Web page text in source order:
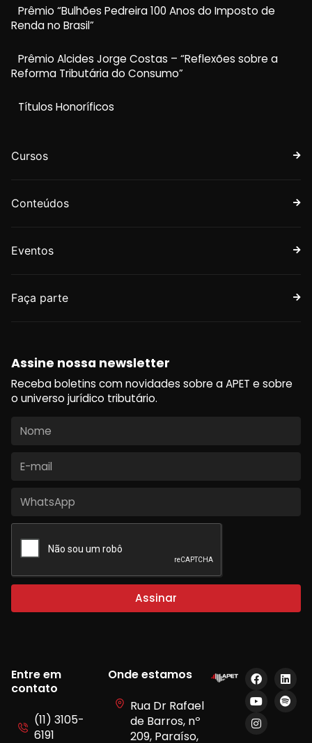
Prêmio “Bulhões Pedreira 100 Anos do Imposto de
Renda no Brasil”
Prêmio Alcides Jorge Costas – “Reflexões sobre a
Reforma Tributária do Consumo”
Títulos Honoríficos
Cursos
Conteúdos
Eventos
Faça parte
Assine nossa newsletter
Receba boletins com novidades sobre a APET e sobre
o universo jurídico tributário.
Assinar
Entre em
contato
(11) 3105-
6191
Onde estamos
Rua Dr Rafael
de Barros, nº
209, Paraíso,